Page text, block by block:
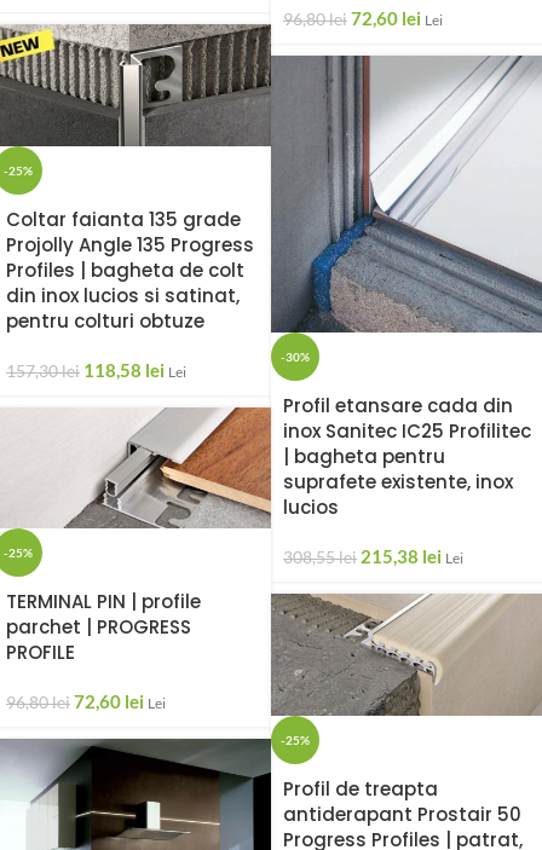
96,80lei72,60 lei Lei
-25%
Coltar faianta 135 grade
Projolly Angle 135 Progress
Profiles | bagheta de colt
din inox lucios si satinat,
pentru colturi obtuze
157,30lei 118,58 lei Lei
-30%
Profil etansare cada din
inox Sanitec IC25 Profilitec
| bagheta pentru
suprafete existente, inox
lucios
308,55lei 215,38 lei Lei
-25%
TERMINAL PIN | profile
parchet | PROGRESS
PROFILE
96,80lei72,60 lei Lei
-25%
Profil de treapta
antiderapant Prostair 50
Progress Profiles | patrat,